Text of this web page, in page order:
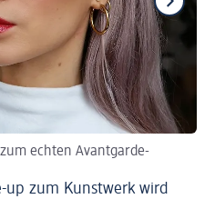
echten Avantgarde-
up zum Kunstwerk wird